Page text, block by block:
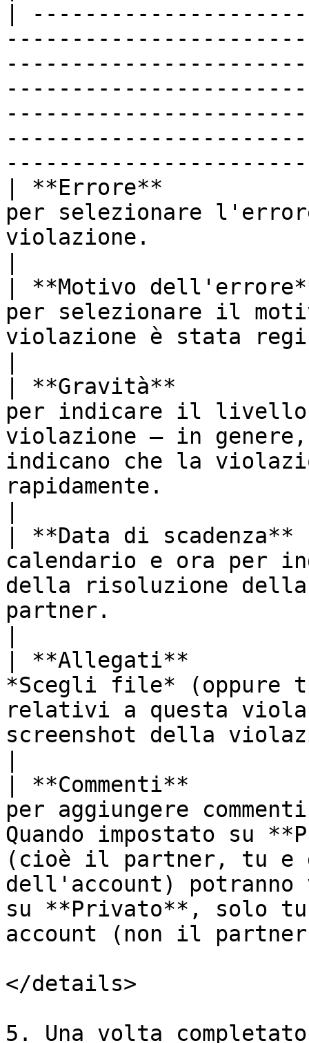
|
| **Errore**
per selezionare
violazione.
| **Motivo
per selezionare il
violazione è stata
| **Gravità**
per indicare il
violazione — in
indicano che la
rapidamente.
| **Data di
calendario e ora per
della risoluzione
partner.
| **Allegati**
*Scegli file*
relativi a questa
screenshot della
| **Commenti**
per aggiungere
Quando impostato su
(cioè il partner, tu e
dell'account) potranno
su **Privato**, solo
account (non il
</details>
5. Una volta